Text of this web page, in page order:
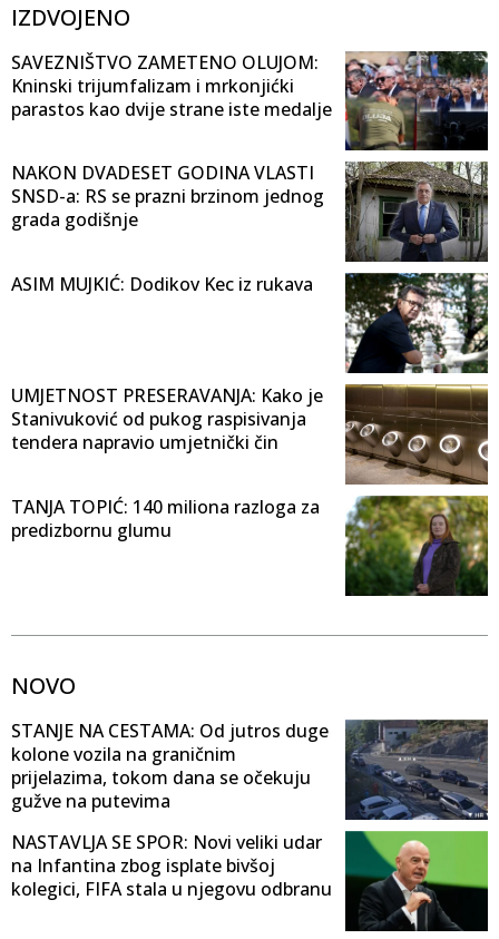
IZDVOJENO
SAVEZNIŠTVO ZAMETENO OLUJOM:
Kninski trijumfalizam i mrkonjićki
parastos kao dvije strane iste medalje
NAKON DVADESET GODINA VLASTI
SNSD-a: RS se prazni brzinom jednog
grada godišnje
ASIM MUJKIĆ: Dodikov Kec iz rukava
UMJETNOST PRESERAVANJA: Kako je
Stanivuković od pukog raspisivanja
tendera napravio umjetnički čin
TANJA TOPIĆ: 140 miliona razloga za
predizbornu glumu
NOVO
STANJE NA CESTAMA: Od jutros duge
kolone vozila na graničnim
prijelazima, tokom dana se očekuju
gužve na putevima
NASTAVLJA SE SPOR: Novi veliki udar
na Infantina zbog isplate bivšoj
kolegici, FIFA stala u njegovu odbranu